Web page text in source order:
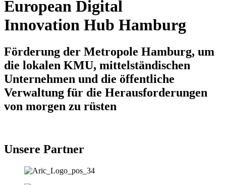
European Digital
Innovation Hub Hamburg
Förderung der Metropole Hamburg, um
die lokalen KMU, mittelständischen
Unternehmen und die öffentliche
Verwaltung für die Herausforderungen
von morgen zu rüsten
Unsere Partner